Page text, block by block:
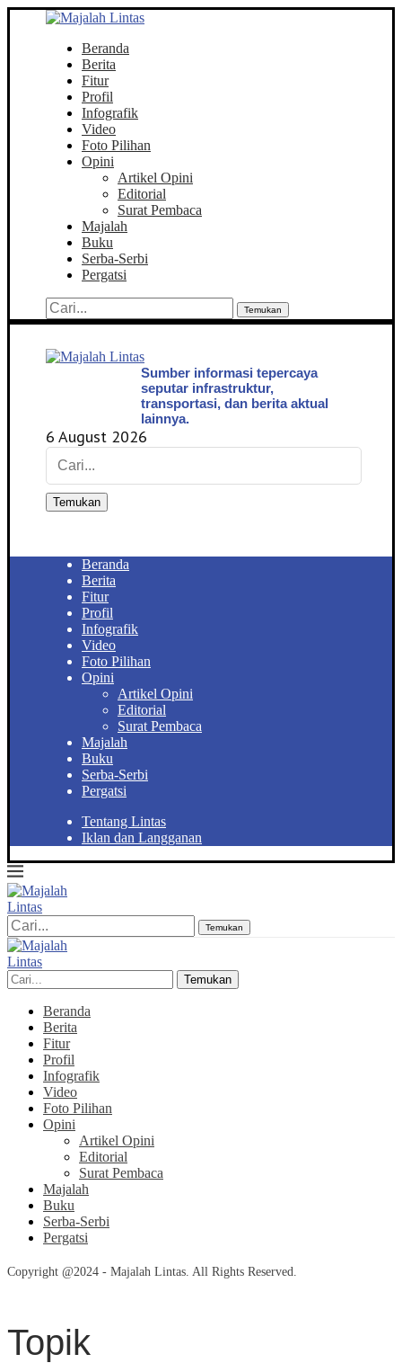
Beranda
Berita
Fitur
Profil
Infografik
Video
Foto Pilihan
Opini
Artikel Opini
Editorial
Surat Pembaca
Majalah
Buku
Serba-Serbi
Pergatsi
Temukan
Sumber informasi tepercaya
seputar infrastruktur,
transportasi, dan berita aktual
lainnya.
6 August 2026
Temukan
Beranda
Berita
Fitur
Profil
Infografik
Video
Foto Pilihan
Opini
Artikel Opini
Editorial
Surat Pembaca
Majalah
Buku
Serba-Serbi
Pergatsi
Tentang Lintas
Iklan dan Langganan
Temukan
Temukan
Beranda
Berita
Fitur
Profil
Infografik
Video
Foto Pilihan
Opini
Artikel Opini
Editorial
Surat Pembaca
Majalah
Buku
Serba-Serbi
Pergatsi
Copyright @2024 - Majalah Lintas. All Rights Reserved.
Topik